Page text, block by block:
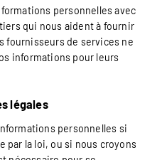
personnelles avec
qui nous aident à fournir
fournisseurs de services ne
informations pour leurs
légales
personnelles si
par la loi, ou si nous croyons